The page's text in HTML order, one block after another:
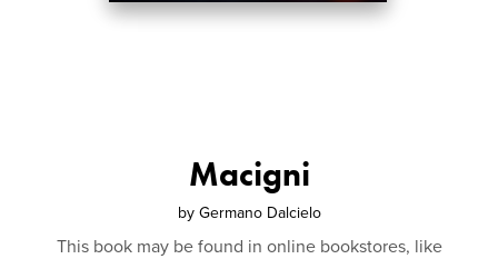
Macigni
by Germano Dalcielo
This book may be found in online bookstores, like